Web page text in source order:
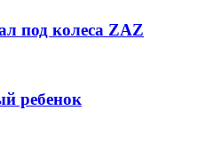
под колеса ZAZ
ребенок